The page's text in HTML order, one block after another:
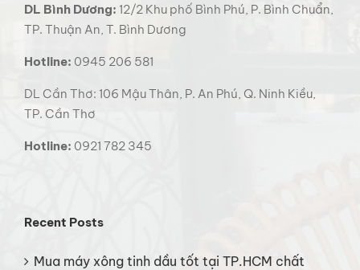
DL Bình Dương: 12/2 Khu phố Bình Phú, P. Bình Chuẩn,
TP. Thuận An, T. Bình Dương
Hotline: 0945 206 581
DL Cần Thơ: 106 Mậu Thân, P. An Phú, Q. Ninh Kiều,
TP. Cần Thơ
Hotline: 0921 782 345
Recent Posts
Mua máy xông tinh dầu tốt tại TP.HCM chất